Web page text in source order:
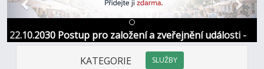
22.10.2030 Postup pro založení a zveřejnění události -
Informace / kontakt
KATEGORIE SLUŽBY